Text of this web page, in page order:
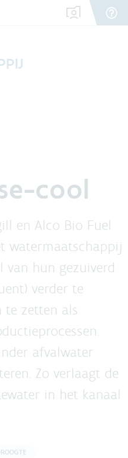
cool
en Alco Bio Fuel
watermaatschappij
van hun gezuiverd
verder te
te zetten als
afvalwater
Zo verlaagt de
in het kanaal